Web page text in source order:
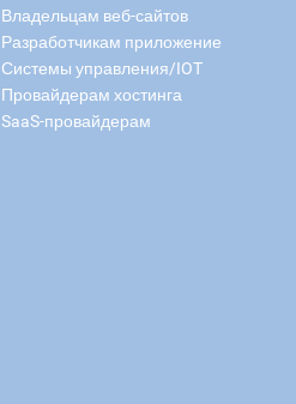
Владельцам веб-сайтов
Разработчикам приложение
Системы управления/IOT
Провайдерам хостинга
SaaS-провайдерам